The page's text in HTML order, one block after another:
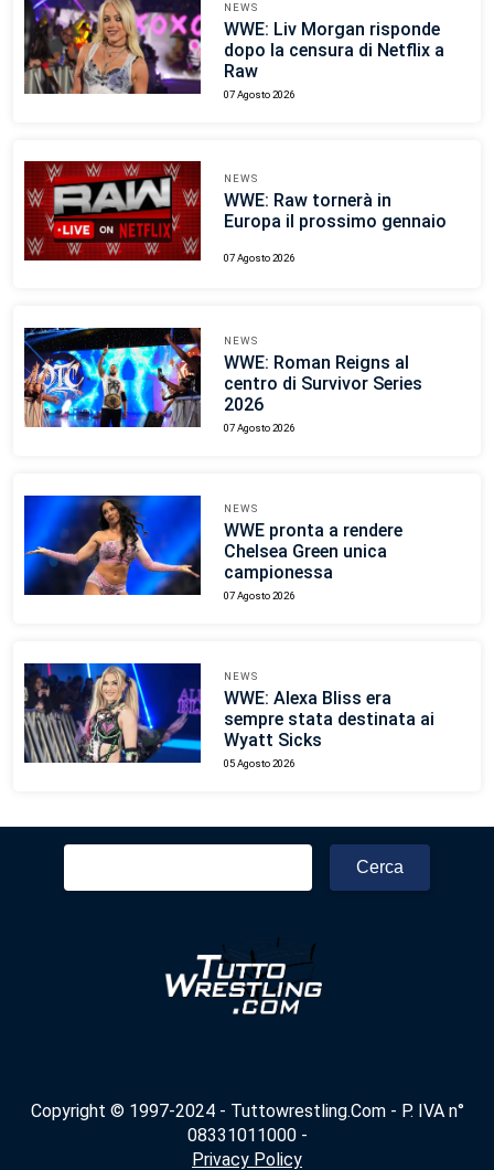
NEWS
WWE: Liv Morgan risponde
dopo la censura di Netflix a
Raw
07 Agosto 2026
NEWS
WWE: Raw tornerà in
Europa il prossimo gennaio
07 Agosto 2026
NEWS
WWE: Roman Reigns al
centro di Survivor Series
2026
07 Agosto 2026
NEWS
WWE pronta a rendere
Chelsea Green unica
campionessa
07 Agosto 2026
NEWS
WWE: Alexa Bliss era
sempre stata destinata ai
Wyatt Sicks
05 Agosto 2026
Ricerca
Copyright © 1997-2024 - Tuttowrestling.Com - P. IVA n°
08331011000 -
Privacy Policy